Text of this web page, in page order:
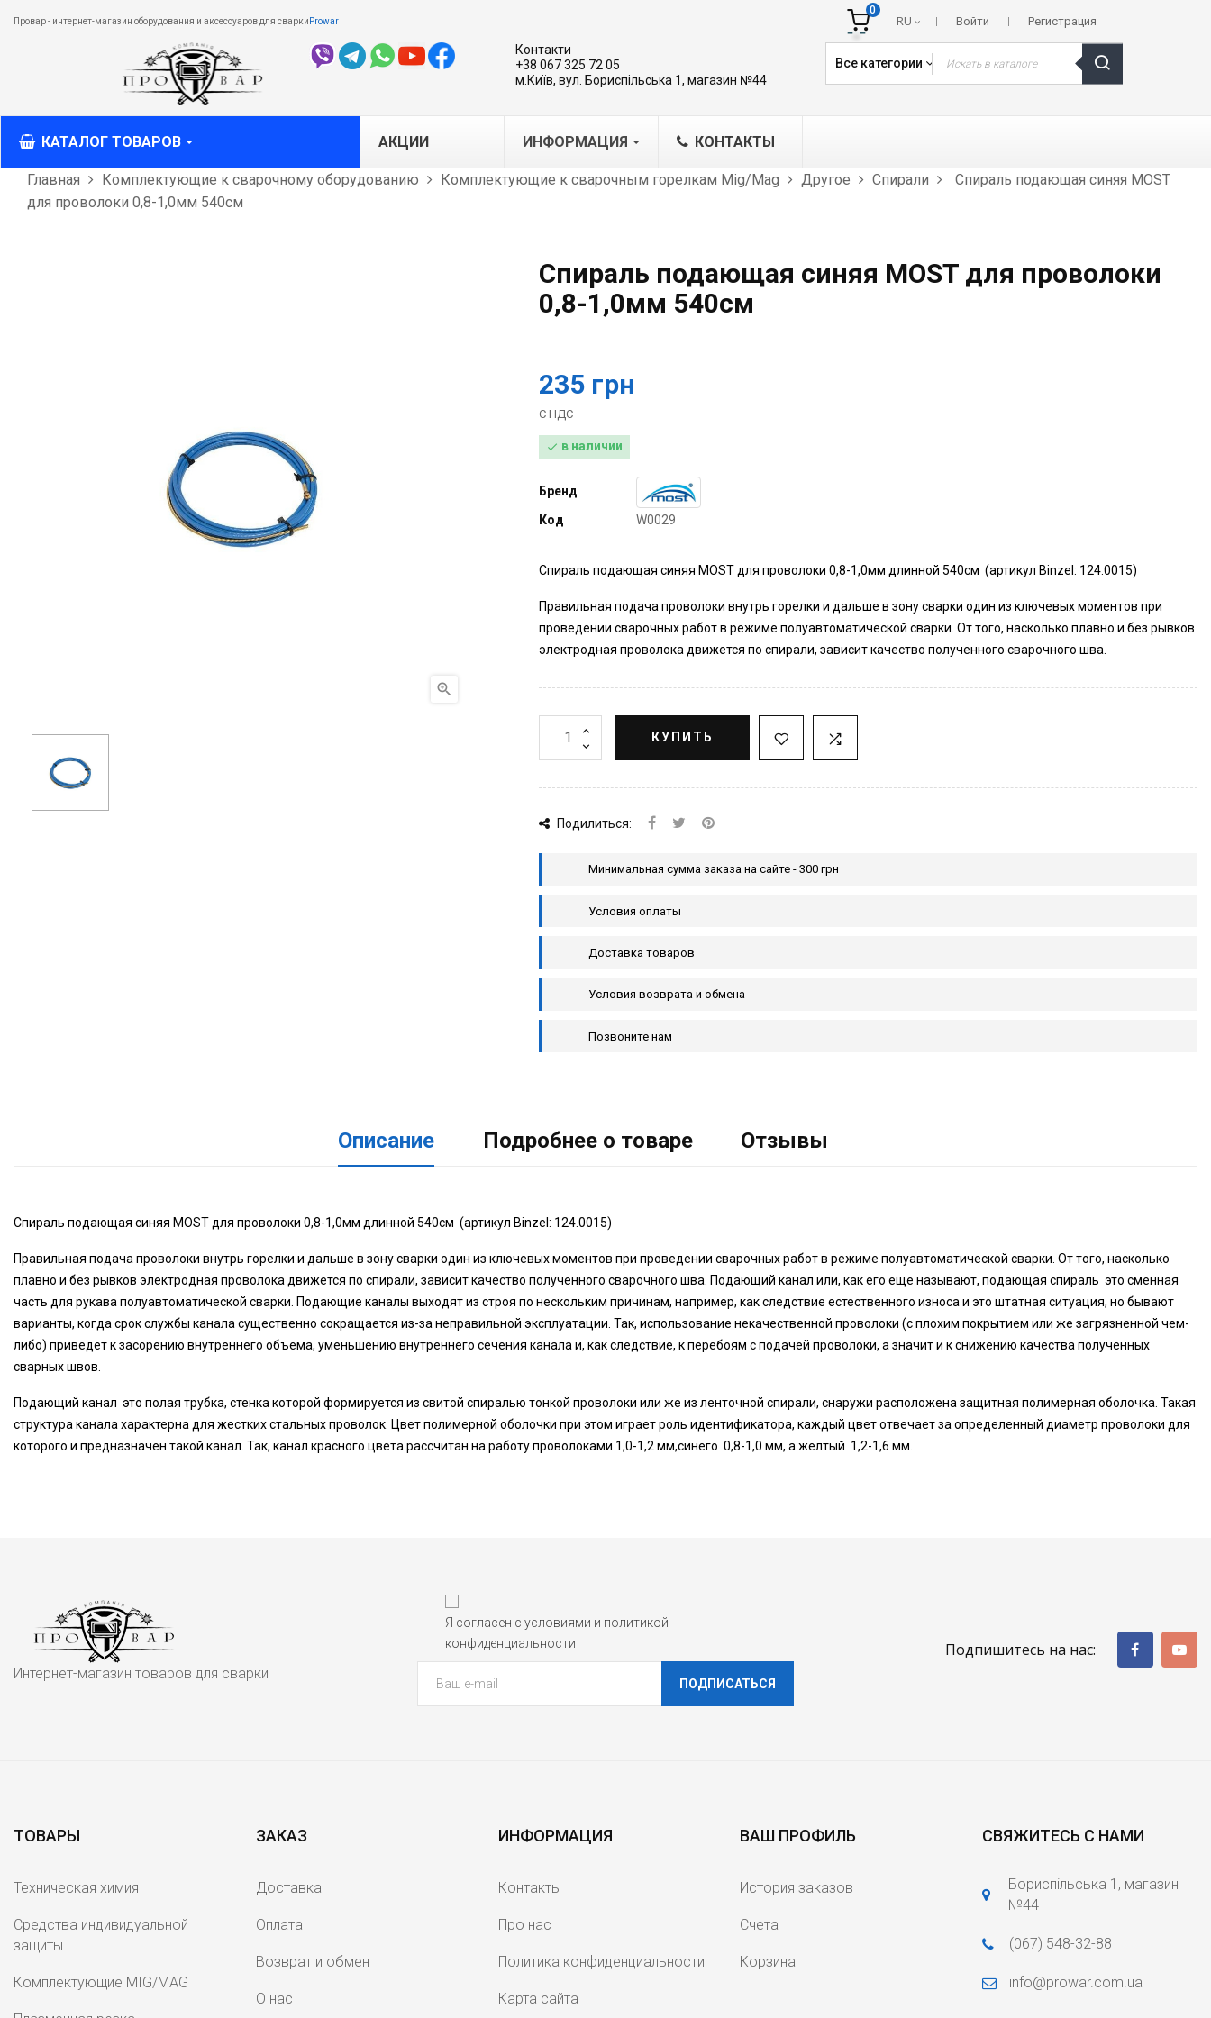
Провар - интернет-магазин оборудования и аксессуаров для сварки Prowar Войти Регистрация
RU
0
Контакти
+38 067 325 72 05
м.Київ, вул. Бориспільська 1, магазин №44
Все категории
КАТАЛОГ ТОВАРОВ
Сварочные каретки-трактора
Оборудование для плазмовой
Лазерная обработка металлов
АКЦИИ ИНФОРМАЦИЯ КОНТАКТЫ
Главная Комплектующие к сварочному оборудованию Комплектующие к сварочным горелкам Mig/Mag Другое Спирали
Спираль подающая синяя MOST
для проволоки 0,8-1,0мм 540см

Спираль подающая синяя MOST для проволоки
0,8-1,0мм 540см
235 грн
С НДС
 в наличии
Бренд
Код
W0029
Спираль подающая синяя MOST для проволоки 0,8-1,0мм длинной 540см (артикул Binzel: 124.0015)
Правильная подача проволоки внутрь горелки и дальше в зону сварки один из ключевых моментов при
проведении сварочных работ в режиме полуавтоматической сварки. От того, насколько плавно и без рывков
электродная проволока движется по спирали, зависит качество полученного сварочного шва.
КУПИТЬ
Подилиться:
Минимальная сумма заказа на сайте - 300 грн
Условия оплаты
Доставка товаров
Условия возврата и обмена
Позвоните нам
Описание Подробнее о товаре Отзывы
Спираль подающая синяя MOST для проволоки 0,8-1,0мм длинной 540см (артикул Binzel: 124.0015)
Правильная подача проволоки внутрь горелки и дальше в зону сварки один из ключевых моментов при проведении сварочных работ в режиме полуавтоматической сварки. От того, насколько
плавно и без рывков электродная проволока движется по спирали, зависит качество полученного сварочного шва. Подающий канал или, как его еще называют, подающая спираль это сменная
часть для рукава полуавтоматической сварки. Подающие каналы выходят из строя по нескольким причинам, например, как следствие естественного износа и это штатная ситуация, но бывают
варианты, когда срок службы канала существенно сокращается из-за неправильной эксплуатации. Так, использование некачественной проволоки (с плохим покрытием или же загрязненной чем-
либо) приведет к засорению внутреннего объема, уменьшению внутреннего сечения канала и, как следствие, к перебоям с подачей проволоки, а значит и к снижению качества полученных
сварных швов.
Подающий канал это полая трубка, стенка которой формируется из свитой спиралью тонкой проволоки или же из ленточной спирали, снаружи расположена защитная полимерная оболочка. Такая
структура канала характерна для жестких стальных проволок. Цвет полимерной оболочки при этом играет роль идентификатора, каждый цвет отвечает за определенный диаметр проволоки для
которого и предназначен такой канал. Так, канал красного цвета рассчитан на работу проволоками 1,0-1,2 мм,синего 0,8-1,0 мм, а желтый 1,2-1,6 мм.
Интернет-магазин товаров для сварки
Я согласен с условиями и политикой
конфиденциальности
ПОДПИСАТЬСЯ
Подпишитесь на нас:
ТОВАРЫ
Техническая химия
Средства индивидуальной
защиты
Комплектующие MIG/MAG
ЗАКАЗ
Доставка
Оплата
Возврат и обмен
О нас
ИНФОРМАЦИЯ
Контакты
Про нас
Политика конфиденциальности
Карта сайта
ВАШ ПРОФИЛЬ
История заказов
Счета
Корзина
СВЯЖИТЕСЬ С НАМИ
Бориспільська 1, магазин
№44
(067) 548-32-88
info@prowar.com.ua